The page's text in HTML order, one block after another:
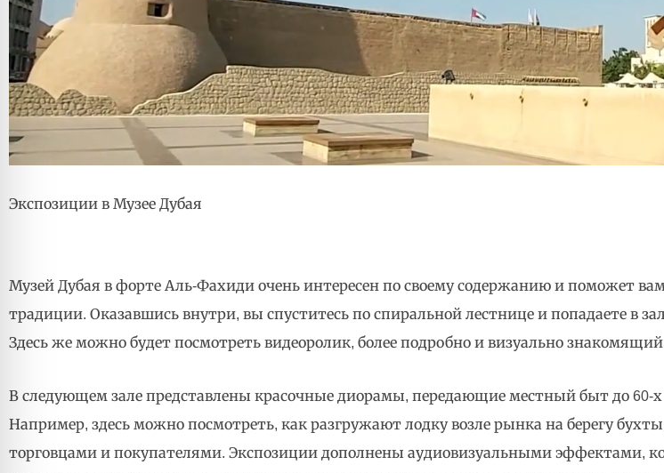
Экспозиции в Музее Дубая
Музей Дубая в форте Аль-Фахиди очень интересен по своему содержанию и поможет
традиции. Оказавшись внутри, вы спуститесь по спиральной лестнице и попадаете в
Здесь же можно будет посмотреть видеоролик, более подробно и визуально
В следующем зале представлены красочные диорамы, передающие местный быт до 60-х
Например, здесь можно посмотреть, как разгружают лодку возле рынка на берегу
торговцами и покупателями. Экспозиции дополнены аудиовизуальными эффектами,